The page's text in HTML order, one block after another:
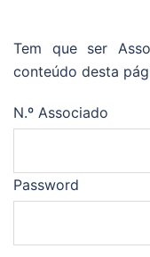
Tem que ser
conteúdo desta
N.º Associado
Password